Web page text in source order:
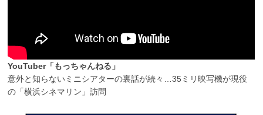
YouTuber「もっちゃんねる」
意外と知らないミニシアターの裏話が続々…35ミリ映写機が現役
の「横浜シネマリン」訪問